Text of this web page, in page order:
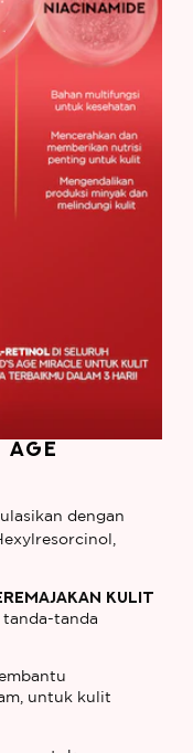
AGE
dengan
kulit
tanda-tanda
untuk kulit